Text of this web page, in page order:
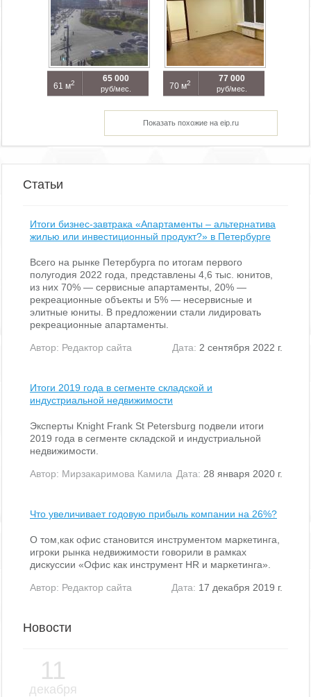
61 м2 65 000
руб/мес. 70 м2 77 000
руб/мес.
Показать похожие на eip.ru
Статьи
Итоги бизнес-завтрака «Апартаменты – альтернатива
жилью или инвестиционный продукт?» в Петербурге
Всего на рынке Петербурга по итогам первого
полугодия 2022 года, представлены 4,6 тыс. юнитов,
из них 70% — сервисные апартаменты, 20% —
рекреационные объекты и 5% — несервисные и
элитные юниты. В предложении стали лидировать
рекреационные апартаменты.
Автор: Редактор сайта Дата: 2 сентября 2022 г.
Итоги 2019 года в сегменте складской и
индустриальной недвижимости
Эксперты Knight Frank St Petersburg подвели итоги
2019 года в сегменте складской и индустриальной
недвижимости.
Автор: Мирзакаримова Камила Дата: 28 января 2020 г.
Что увеличивает годовую прибыль компании на 26%?
О том,как офис становится инструментом маркетинга,
игроки рынка недвижимости говорили в рамках
дискуссии «Офис как инструмент HR и маркетинга».
Автор: Редактор сайта Дата: 17 декабря 2019 г.
Новости
11
декабря